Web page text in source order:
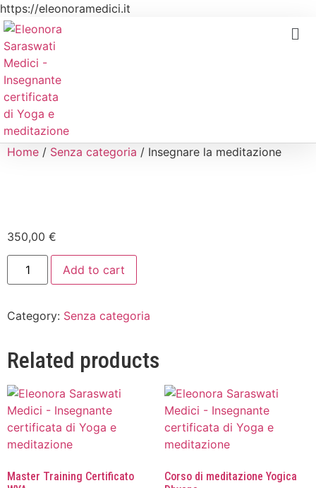
https://eleonoramedici.it
Home / Senza categoria / Insegnare la meditazione
350,00 €
Add to cart
Category: Senza categoria
Related products
Master Training Certificato
Corso di meditazione Yogica